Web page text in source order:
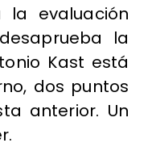
evaluación
la
Kast está
dos puntos
anterior. Un